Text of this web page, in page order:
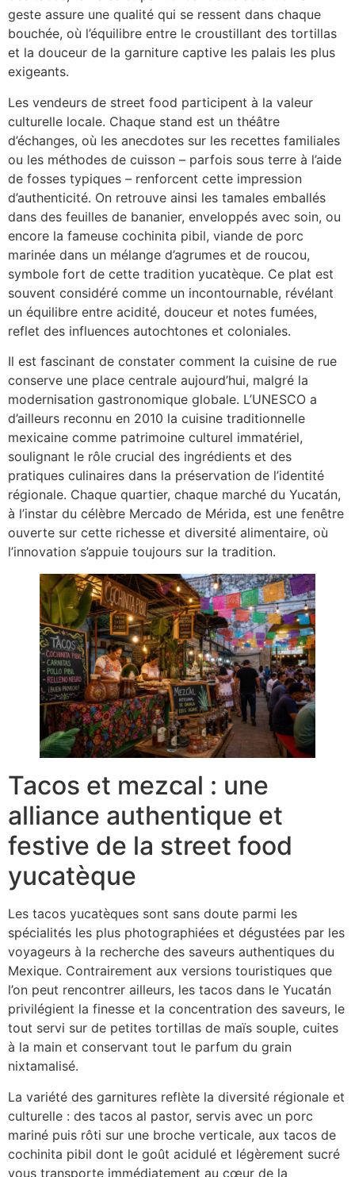
geste assure une qualité qui se ressent dans chaque
bouchée, où l’équilibre entre le croustillant des tortillas
et la douceur de la garniture captive les palais les plus
exigeants.
Les vendeurs de street food participent à la valeur
culturelle locale. Chaque stand est un théâtre
d’échanges, où les anecdotes sur les recettes familiales
ou les méthodes de cuisson – parfois sous terre à l’aide
de fosses typiques – renforcent cette impression
d’authenticité. On retrouve ainsi les tamales emballés
dans des feuilles de bananier, enveloppés avec soin, ou
encore la fameuse cochinita pibil, viande de porc
marinée dans un mélange d’agrumes et de roucou,
symbole fort de cette tradition yucatèque. Ce plat est
souvent considéré comme un incontournable, révélant
un équilibre entre acidité, douceur et notes fumées,
reflet des influences autochtones et coloniales.
Il est fascinant de constater comment la cuisine de rue
conserve une place centrale aujourd’hui, malgré la
modernisation gastronomique globale. L’UNESCO a
d’ailleurs reconnu en 2010 la cuisine traditionnelle
mexicaine comme patrimoine culturel immatériel,
soulignant le rôle crucial des ingrédients et des
pratiques culinaires dans la préservation de l’identité
régionale. Chaque quartier, chaque marché du Yucatán,
à l’instar du célèbre Mercado de Mérida, est une fenêtre
ouverte sur cette richesse et diversité alimentaire, où
l’innovation s’appuie toujours sur la tradition.
Tacos et mezcal : une
alliance authentique et
festive de la street food
yucatèque
Les tacos yucatèques sont sans doute parmi les
spécialités les plus photographiées et dégustées par les
voyageurs à la recherche des saveurs authentiques du
Mexique. Contrairement aux versions touristiques que
l’on peut rencontrer ailleurs, les tacos dans le Yucatán
privilégient la finesse et la concentration des saveurs, le
tout servi sur de petites tortillas de maïs souple, cuites
à la main et conservant tout le parfum du grain
nixtamalisé.
La variété des garnitures reflète la diversité régionale et
culturelle : des tacos al pastor, servis avec un porc
mariné puis rôti sur une broche verticale, aux tacos de
cochinita pibil dont le goût acidulé et légèrement sucré
vous transporte immédiatement au cœur de la